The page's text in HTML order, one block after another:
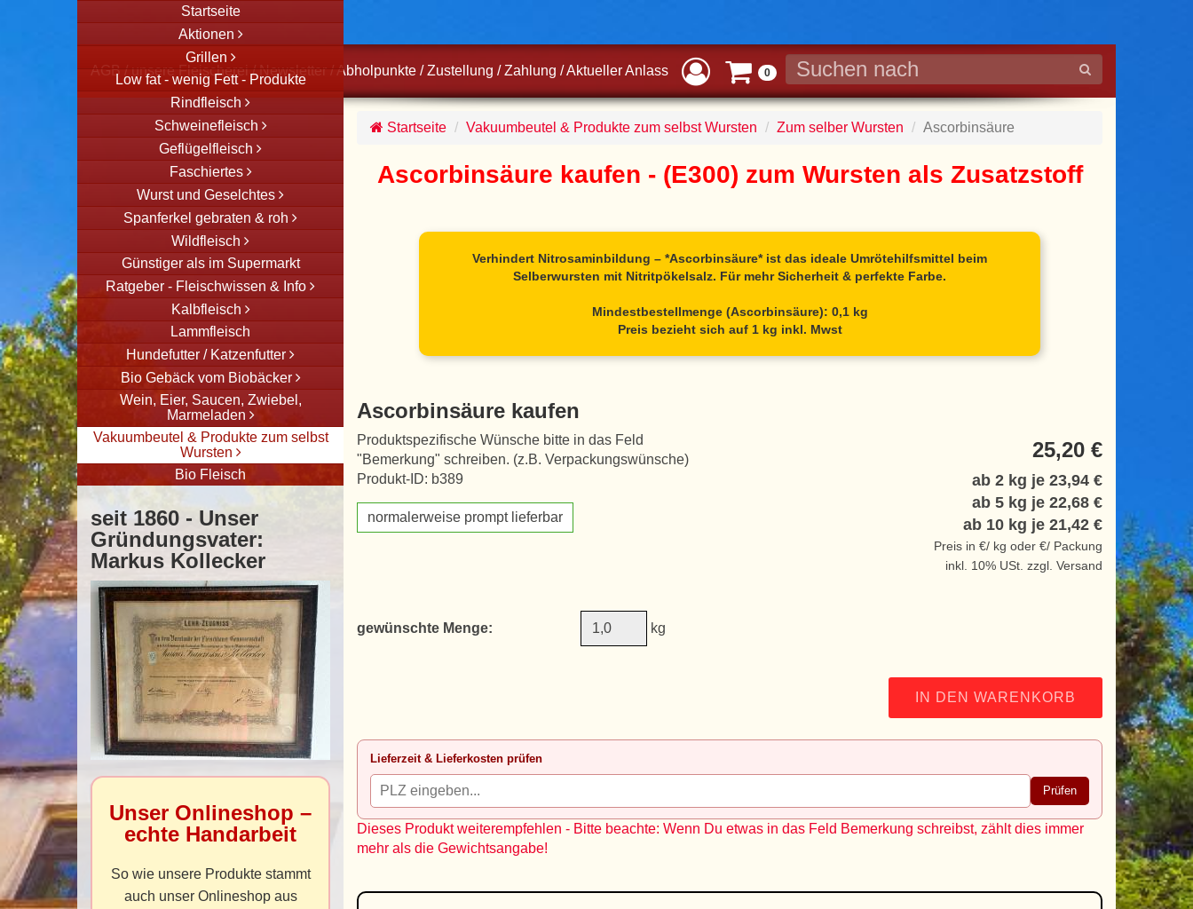
AGB / unsere Fleischerei / Newsletter /Abholpunkte / Zustellung / Zahlung /Aktueller Anlass 0
Startseite
Aktionen
Grillen
Low fat - wenig Fett - Produkte
Rindfleisch
Schweinefleisch
Geflügelfleisch
Faschiertes
Wurst und Geselchtes
Spanferkel gebraten & roh
Wildfleisch
Günstiger als im Supermarkt
Ratgeber - Fleischwissen & Info
Kalbfleisch
Lammfleisch
Hundefutter / Katzenfutter
Bio Gebäck vom Biobäcker
Wein, Eier, Saucen, Zwiebel,
Marmeladen
Vakuumbeutel & Produkte zum selbst
Wursten
Bio Fleisch
seit 1860 - Unser
Gründungsvater:
Markus Kollecker
Unser Onlineshop –
echte Handarbeit
So wie unsere Produkte stammt
auch unser Onlineshop aus
Startseite Vakuumbeutel & Produkte zum selbst Wursten Zum selber Wursten Ascorbinsäure
Ascorbinsäure kaufen - (E300) zum Wursten als Zusatzstoff
Verhindert Nitrosaminbildung – *Ascorbinsäure* ist das ideale Umrötehilfsmittel beim
Selberwursten mit Nitritpökelsalz. Für mehr Sicherheit & perfekte Farbe.
Mindestbestellmenge (Ascorbinsäure): 0,1 kg
Preis bezieht sich auf 1 kg inkl. Mwst
Ascorbinsäure kaufen
Produktspezifische Wünsche bitte in das Feld
"Bemerkung" schreiben. (z.B. Verpackungswünsche)
Produkt-ID: b389
normalerweise prompt lieferbar
25,20 €
ab 2 kg je 23,94 €
ab 5 kg je 22,68 €
ab 10 kg je 21,42 €
Preis in €/ kg oder €/ Packung
inkl. 10% USt. zzgl. Versand
gewünschte Menge: kg
IN DEN WARENKORB
Lieferzeit & Lieferkosten prüfen
Prüfen
Dieses Produkt weiterempfehlen - Bitte beachte: Wenn Du etwas in das Feld Bemerkung schreibst, zählt dies immer
mehr als die Gewichtsangabe!